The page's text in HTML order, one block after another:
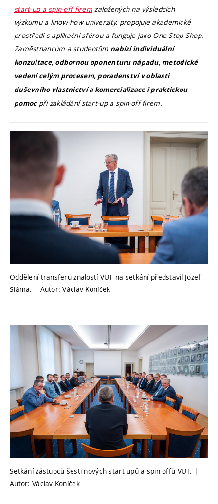
start-up a spin-off firem založených na výsledcích
výzkumu a know-how univerzity, propojuje akademické
prostředí s aplikační sférou a funguje jako One-Stop-Shop.
Zaměstnancům a studentům nabízí individuální
konzultace, odbornou oponenturu nápadu, metodické
vedení celým procesem, poradenství v oblasti
duševního vlastnictví a komercializace i praktickou
pomocpři zakládání start-up a spin-off firem.
Oddělení transferu znalostí VUT na setkání představil Jozef
Sláma. | Autor: Václav Koníček
Setkání zástupců šesti nových start-upů a spin-offů VUT. |
Autor: Václav Koníček